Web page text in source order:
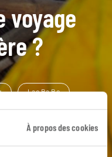
À propos des cookies
voyage
?
Lac Ba Be